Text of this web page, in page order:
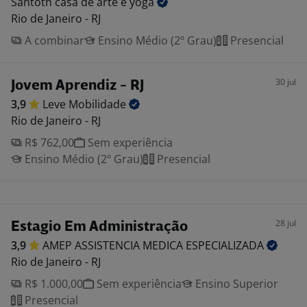
Rio de Janeiro - RJ
A combinar
Ensino Médio (2º Grau) Presencial
Jovem Aprendiz - RJ 30 jul
3,9 Leve Mobilidade
Rio de Janeiro - RJ
R$ 762,00
Sem experiência
Ensino Médio (2º Grau)
Presencial
Estagio Em Administração 28 jul
3,9 AMEP ASSISTENCIA MEDICA ESPECIALIZADA
Rio de Janeiro - RJ
R$ 1.000,00
Sem experiência
Ensino Superior
Presencial